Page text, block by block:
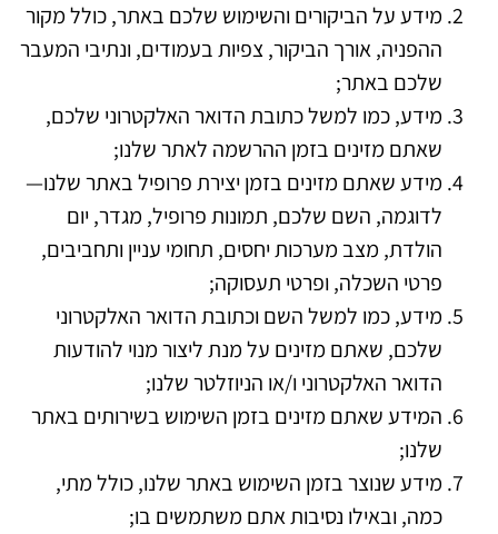
מידע על הביקורים והשימוש שלכם באתר, כולל מקור
ההפניה, אורך הביקור, צפיות בעמודים, ונתיבי המעבר
שלכם באתר;
מידע, כמו למשל כתובת הדואר האלקטרוני שלכם,
שאתם מזינים בזמן ההרשמה לאתר שלנו;
מידע שאתם מזינים בזמן יצירת פרופיל באתר שלנו—
לדוגמה, השם שלכם, תמונות פרופיל, מגדר, יום
הולדת, מצב מערכות יחסים, תחומי עניין ותחביבים,
פרטי השכלה, ופרטי תעסוקה;
מידע, כמו למשל השם וכתובת הדואר האלקטרוני
שלכם, שאתם מזינים על מנת ליצור מנוי להודעות
הדואר האלקטרוני ו/או הניוזלטר שלנו;
המידע שאתם מזינים בזמן השימוש בשירותים באתר
שלנו;
מידע שנוצר בזמן השימוש באתר שלנו, כולל מתי,
כמה, ובאילו נסיבות אתם משתמשים בו;